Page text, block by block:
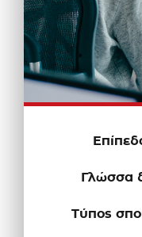
Γλώσσα
Τύπος